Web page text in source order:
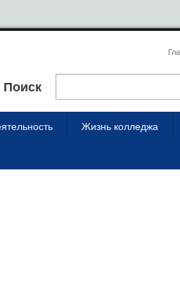
Поиск
Жизнь колледжа